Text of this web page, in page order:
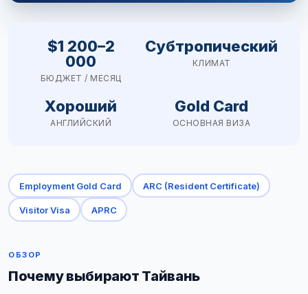
$1 200–2
000
БЮДЖЕТ / МЕСЯЦ
Субтропический
КЛИМАТ
Хороший
АНГЛИЙСКИЙ
Gold Card
ОСНОВНАЯ ВИЗА
Employment Gold Card ARC (Resident Certificate)
Visitor Visa APRC
ОБЗОР
Почему выбирают Тайвань